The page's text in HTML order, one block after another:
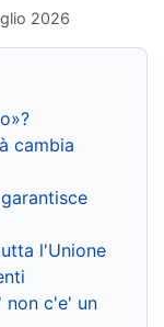
2026
cambia
l'Unione
non c'e' un